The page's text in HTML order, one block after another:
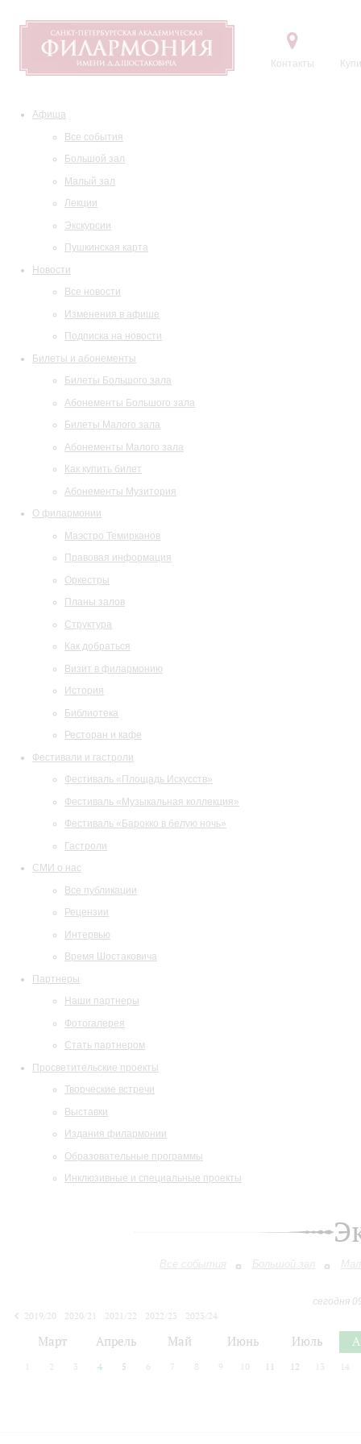
Контакты
Афиша
Все события
Большой зал
Малый зал
Лекции
Экскурсии
Пушкинская карта
Новости
Все новости
Изменения в афише
Подписка на новости
Билеты и абонементы
Билеты Большого зала
Абонементы Большого зала
Билеты Малого зала
Абонементы Малого зала
Как купить билет
Абонементы Музитория
О филармонии
Маэстро Темирканов
Правовая информация
Оркестры
Планы залов
Структура
Как добраться
Визит в филармонию
История
Библиотека
Ресторан и кафе
Фестивали и гастроли
Фестиваль «Площадь Искусств»
Фестиваль «Музыкальная коллекция»
Фестиваль «Барокко в белую ночь»
Гастроли
СМИ о нас
Все публикации
Рецензии
Интервью
Время Шостаковича
Партнеры
Наши партнеры
Фотогалерея
Стать партнером
Просветительские проекты
Творческие встречи
Выставки
Издания филармонии
Образовательные программы
Инклюзивные и специальные проекты
Все события Большой зал
сегодня
2019/20
2020/21 2021/22 2022/23
2023/24
Март Апрель Май Июнь Июль
2 3 4 5 6 7 8 9 10 11 12 13 14